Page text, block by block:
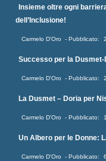
Insieme oltre ogni
dell’Inclusione!
Carmelo D'Oro
Successo per la Dusmet-
Carmelo D'Oro
La Dusmet – Doria per
Carmelo D'Oro
Un Albero per le Donne:
Carmelo D'Oro